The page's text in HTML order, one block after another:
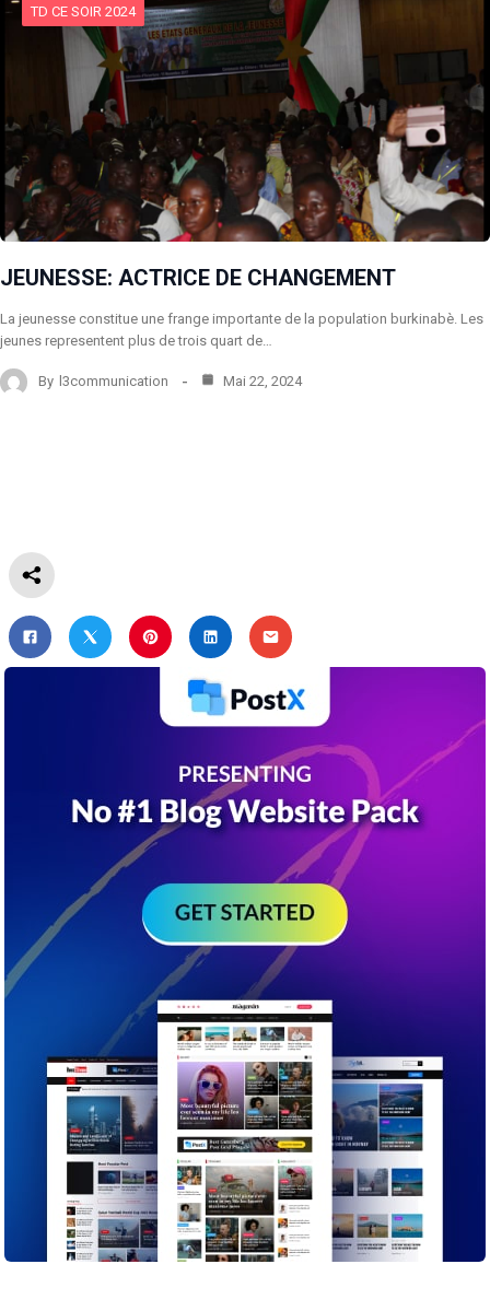
TD CE SOIR 2024
JEUNESSE: ACTRICE DE CHANGEMENT
La jeunesse constitue une frange importante de la population burkinabè. Les
jeunes representent plus de trois quart de…
By l3communication Mai 22, 2024